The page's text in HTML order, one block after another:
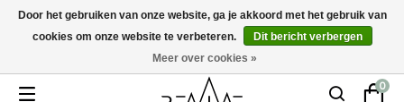
Duurzaam, eco-vriendelijk en ethisch gemaakte producten
0
Door het gebruiken van onze website, ga je akkoord met het gebruik van
cookies om onze website te verbeteren.
Dit bericht verbergen
Meer over cookies »